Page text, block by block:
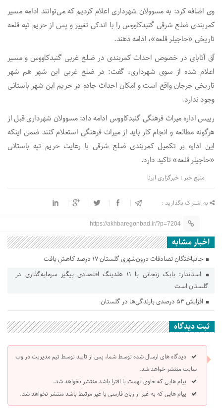
وی اضافه کرد: به مسوولان شهرداری اعلام کردیم که می‌توانند ادامه مسیر
کمربندی ضلع شرقی گنبدکاووس را با اندکی تغییر و پس از حریم تپه قلعه
تاریخی «حاجیلر قلعه»، ادامه دهند.
آق آتابای در خصوص احداث کمربندی در ضلع غربی گنبدکاووس و مسیر
اعلام شده از سوی شهرداری، گفت: در ضلع غربی این شهر هم شهر
تاریخی جرجان واقع است و امکان احداث جاده در حریم این شهر باستانی
وجود ندارد.
رییس اداره میراث فرهنگی گنبدکاووس ادامه داد: مسوولان شهرداری قبل از
هرگونه مطالعه و انجام کار باید از میراث فرهنگی استعلام کنند ضمن اینکه
این اداره بر تکمیل کمربندی ضلع شرقی با رعایت حریم تپه باستانی
«حاجیلر قلعه» تاکید دارد.
منبع خبر : خبرگزاری ایرنا
به اشتراک بگذارید :
https://akhbaregonbad.ir/?p=7204
اخبار مشابه
جانباختگان تصادفات درون‌شهری گلستان ۱۷ درصد کاهش یافت
استاندار: بابک زنجانی با ۱۱ هلدینگ اقتصادی پیگیر سرمایه‌گذاری در
گلستان است
افزایش ۵۳ درصدی بارندگی‌ها در گلستان
ثبت دیدگاه
دیدگاه های ارسال شده توسط شما، پس از تایید توسط تیم مدیریت در وب
سایت منتشر خواهد شد.
پیام هایی که حاوی تهمت یا افترا باشد منتشر نخواهد شد.
پیام هایی که به غیر از زبان فارسی یا غیر مرتبط باشد منتشر نخواهد شد.